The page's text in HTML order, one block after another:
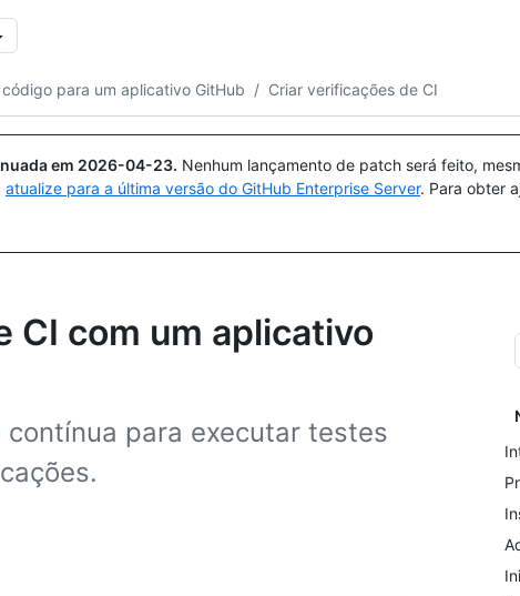
para um aplicativo GitHub / Criar verificações de CI
em 2026-04-23. Nenhum lançamento de patch será feito,
atualize para a última versão do GitHub Enterprise Server. Para obter
CI com um aplicativo
para executar testes